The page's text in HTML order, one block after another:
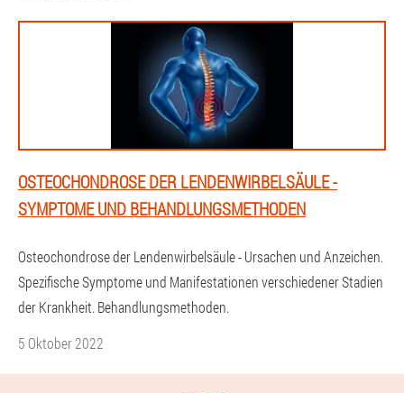
OSTEOCHONDROSE DER LENDENWIRBELSÄULE -
SYMPTOME UND BEHANDLUNGSMETHODEN
Osteochondrose der Lendenwirbelsäule - Ursachen und Anzeichen.
Spezifische Symptome und Manifestationen verschiedener Stadien
der Krankheit. Behandlungsmethoden.
5 Oktober 2022